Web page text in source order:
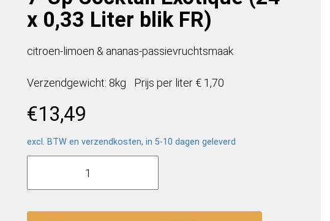
x 0,33 Liter blik FR)
citroen-limoen & ananas-passievruchtsmaak
Verzendgewicht: 8kg Prijs per liter € 1,70
€13,49
excl. BTW en verzendkosten, in 5-10 dagen geleverd
7-
Cocktail